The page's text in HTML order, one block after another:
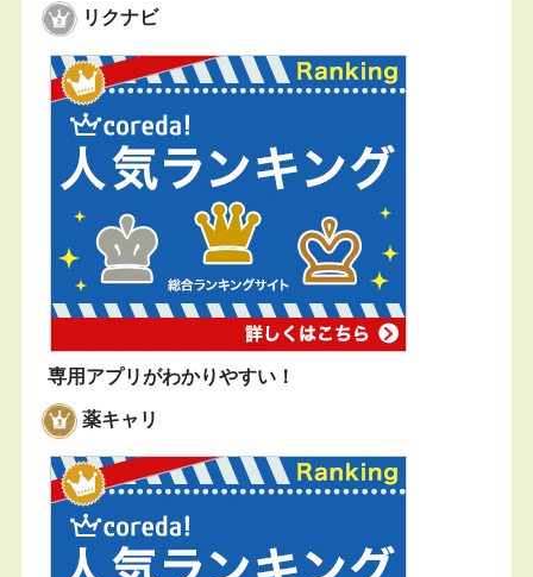
リクナビ
専用アプリがわかりやすい！
薬キャリ